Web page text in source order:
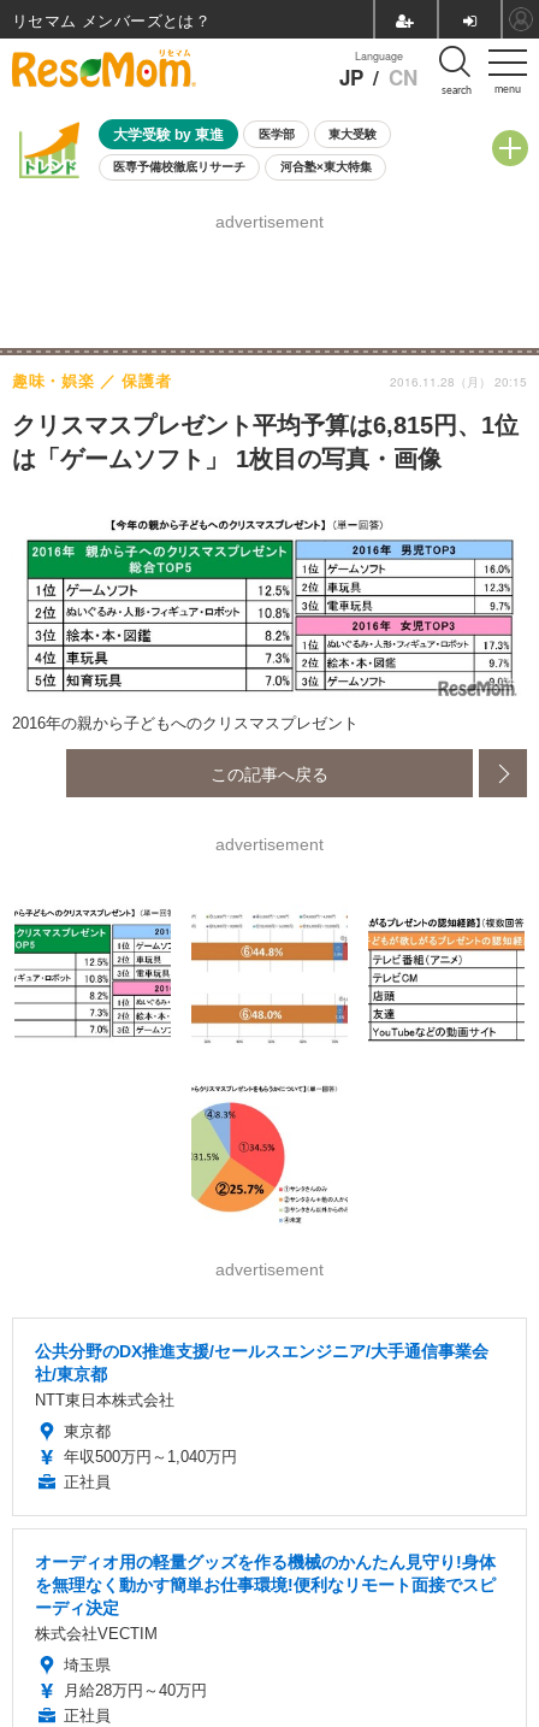
menu
Language
JP / CN search
大学受験 by 東進 医学部 東大受験
医専予備校徹底リサーチ 河合塾×東大特集
8月開催学校説明会・相談会
advertisement
クリスマスプレゼント平均予算は6,815円、1位
は「ゲームソフト」 1枚目の写真・画像
趣味・娯楽 保護者 2016.11.28（月） 20:15
2016年の親から子どもへのクリスマスプレゼント
この記事へ戻る
advertisement
advertisement
公共分野のDX推進支援/セールスエンジニア/大手通信事業会
社/東京都
NTT東日本株式会社
東京都
年収500万円～1,040万円
正社員
オーディオ用の軽量グッズを作る機械のかんたん見守り!身体
を無理なく動かす簡単お仕事環境!便利なリモート面接でスピ
ーディ決定
株式会社VECTIM
埼玉県
月給28万円～40万円
正社員
リセマム メンバーズ